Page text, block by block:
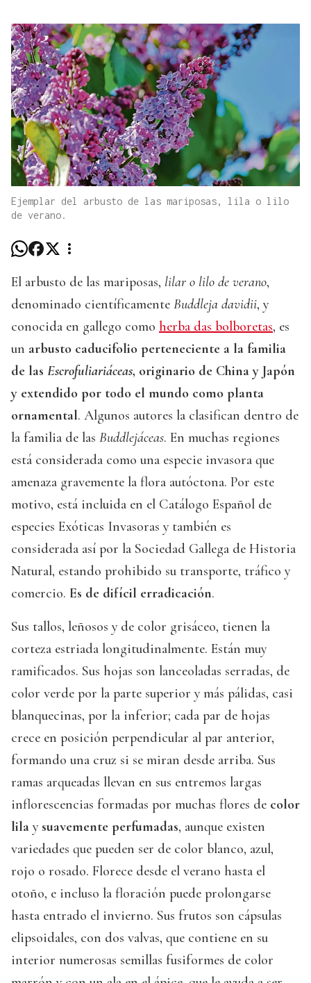
Ejemplar del arbusto de las mariposas, lila o lilo
de verano.
El arbusto de las mariposas, lilar o lilo de verano,
denominado científicamente Buddleja davidii, y
conocida en gallego como herba das bolboretas, es
un arbusto caducifolio perteneciente a la familia
de las Escrofuliariáceas, originario de China y Japón
y extendido por todo el mundo como planta
ornamental. Algunos autores la clasifican dentro de
la familia de las Buddlejáceas. En muchas regiones
está considerada como una especie invasora que
amenaza gravemente la flora autóctona. Por este
motivo, está incluida en el Catálogo Español de
especies Exóticas Invasoras y también es
considerada así por la Sociedad Gallega de Historia
Natural, estando prohibido su transporte, tráfico y
comercio. Es de difícil erradicación.
Sus tallos, leñosos y de color grisáceo, tienen la
corteza estriada longitudinalmente. Están muy
ramificados. Sus hojas son lanceoladas serradas, de
color verde por la parte superior y más pálidas, casi
blanquecinas, por la inferior; cada par de hojas
crece en posición perpendicular al par anterior,
formando una cruz si se miran desde arriba. Sus
ramas arqueadas llevan en sus entremos largas
inflorescencias formadas por muchas flores de color
lila y suavemente perfumadas, aunque existen
variedades que pueden ser de color blanco, azul,
rojo o rosado. Florece desde el verano hasta el
otoño, e incluso la floración puede prolongarse
hasta entrado el invierno. Sus frutos son cápsulas
elipsoidales, con dos valvas, que contiene en su
interior numerosas semillas fusiformes de color